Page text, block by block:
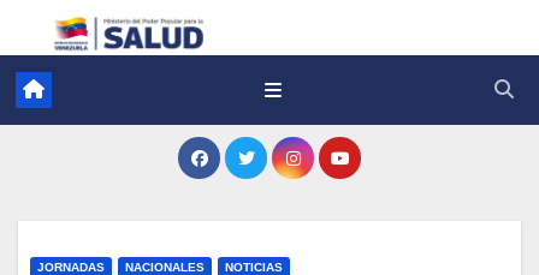
JORNADAS NACIONALES NOTICIAS